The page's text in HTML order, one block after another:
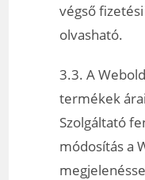
végső
olvasható.
3.3. A
termékek
Szolgáltató
módosítás a